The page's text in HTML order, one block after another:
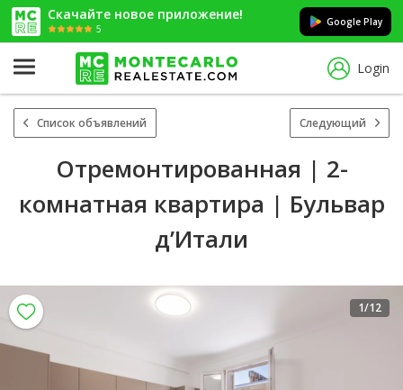
Скачайте новое приложение!
5
Google Play
Login
Список объявлений Следующий
Отремонтированная | 2-
комнатная квартира | Бульвар
д’Итали
1/12